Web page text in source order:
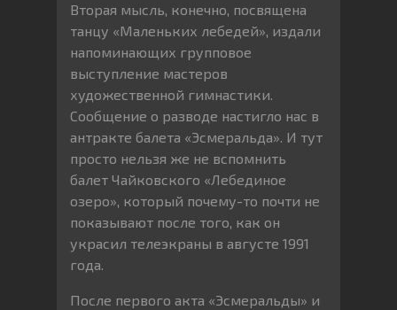
Вторая мысль, конечно, посвящена
танцу «Маленьких лебедей», издали
напоминающих групповое
выступление мастеров
художественной гимнастики.
Сообщение о разводе настигло нас в
антракте балета «Эсмеральда». И тут
просто нельзя же не вспомнить
балет Чайковского «Лебединое
озеро», который почему-то почти не
показывают после того, как он
украсил телеэкраны в августе 1991
года.
После первого акта «Эсмеральды» и